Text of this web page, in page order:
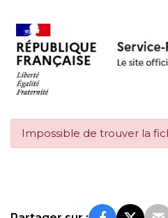
Impossible de trouver la